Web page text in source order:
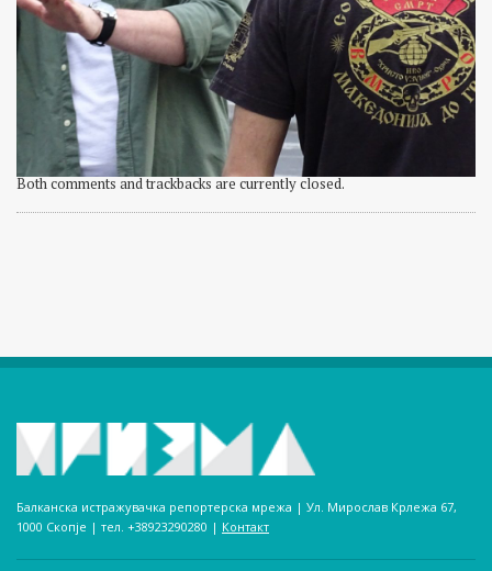
Both comments and trackbacks are currently closed.
Балканска истражувачка репортерска мрежа | Ул. Мирослав Крлежа 67,
1000 Скопје | тел. +38923290280­ | Контакт